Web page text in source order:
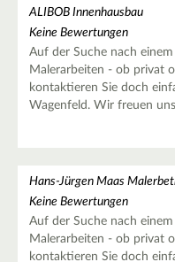
ALIBOB Innenhausbau
Keine Bewertungen
Auf der Suche nach
Malerarbeiten - ob privat
kontaktieren Sie doch
Wagenfeld. Wir freuen
Hans-Jürgen Maas
Keine Bewertungen
Auf der Suche nach
Malerarbeiten - ob privat
kontaktieren Sie doch